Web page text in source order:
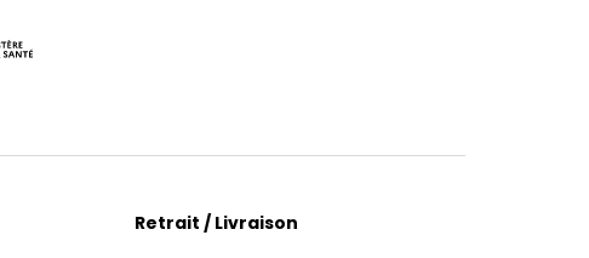
Retrait / Livraison